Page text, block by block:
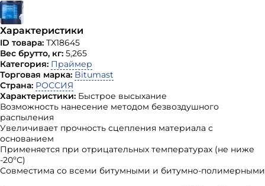
Характеристики
ID товара: ТХ18645
Вес брутто, кг: 5,265
Категория: Праймер
Торговая марка: Bitumast
Страна: РОССИЯ
Характеристики: Быстрое высыхание
Возможность нанесение методом безвоздушного
распыления
Увеличивает прочность сцепления материала с
основанием
Применяется при отрицательных температурах (не ниже
-20ºС)
Совместима со всеми битумными и битумно-полимерными